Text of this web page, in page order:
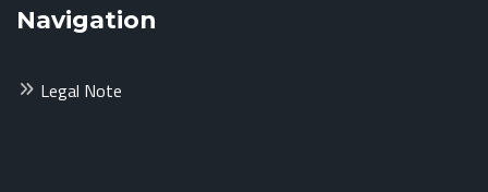
Navigation
Legal Note